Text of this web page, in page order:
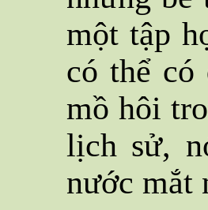
một tập
có thể có
mồ hôi
lịch sử,
nước mắt